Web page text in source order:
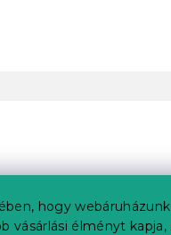
hogy
vásárlási élményt